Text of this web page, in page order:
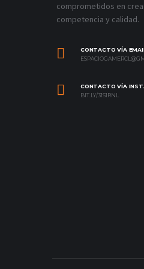
comprometidos en
competencia y calidad.
CONTACTO VÍA
CONTACTO VÍA
BIT.LY/31S1RNL